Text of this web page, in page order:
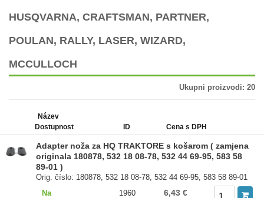
HUSQVARNA, CRAFTSMAN, PARTNER,
POULAN, RALLY, LASER, WIZARD,
MCCULLOCH
Ukupni proizvodi: 20
Název
Dostupnost
ID Cena s DPH
Adapter noža za HQ TRAKTORE s košarom ( zamjena
originala 180878, 532 18 08-78, 532 44 69-95, 583 58
89-01 )
Orig. číslo: 180878, 532 18 08-78, 532 44 69-95, 583 58 89-01
Na
1960 6,43 €